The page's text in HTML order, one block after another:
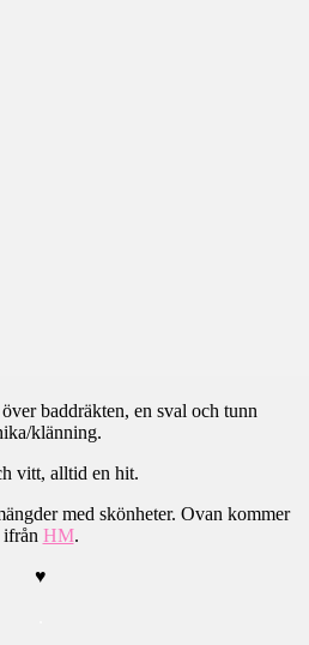
baddräkten, en sval och tunn
klänning.
vitt, alltid en hit.
med skönheter. Ovan kommer
ifrån HM.
♥